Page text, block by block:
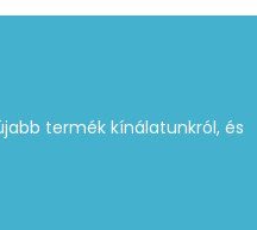
termék kínálatunkról, és